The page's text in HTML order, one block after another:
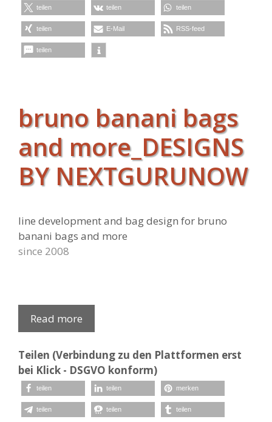
teilen teilen teilen
teilen E-Mail RSS-feed
teilen
bruno banani bags
and more_DESIGNS
BY NEXTGURUNOW
line development and bag design for bruno
banani bags and more
since 2008
Read more
Teilen (Verbindung zu den Plattformen erst
bei Klick - DSGVO konform)
teilen teilen merken
teilen teilen teilen